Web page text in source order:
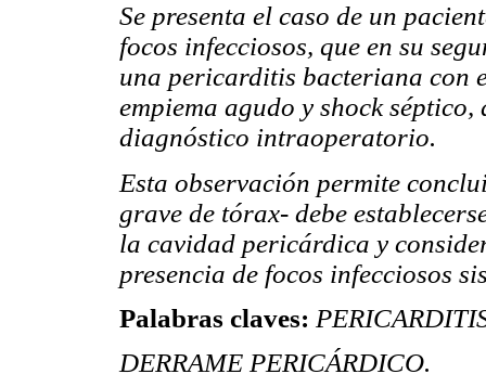
Se presenta el caso de un
focos infecciosos, que en su
una pericarditis bacteriana con
empiema agudo y shock
diagnóstico intraoperatorio.
Esta observación permite
grave de tórax- debe
la cavidad pericárdica y
presencia de focos infecciosos
Palabras claves:
DERRAME PERICÁRDICO.